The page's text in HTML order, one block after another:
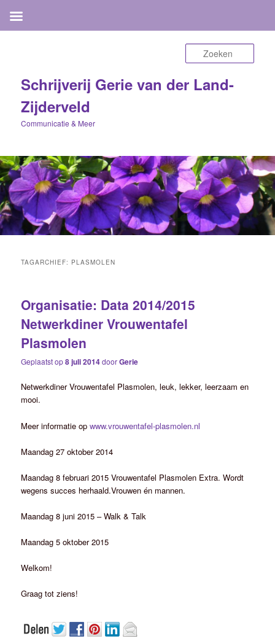
Schrijverij Gerie van der Land-
Zijderveld
Communicatie & Meer
TAGARCHIEF: PLASMOLEN
Organisatie: Data 2014/2015
Netwerkdiner Vrouwentafel
Plasmolen
Geplaatst op8 juli 2014doorGerie
Netwerkdiner Vrouwentafel Plasmolen, leuk, lekker, leerzaam en
mooi.
Meer informatie opwww.vrouwentafel-plasmolen.nl
Maandag 27 oktober 2014
Maandag 8 februari 2015 Vrouwentafel Plasmolen Extra. Wordt
wegens succes herhaald.Vrouwen én mannen.
Maandag 8 juni 2015 – Walk & Talk
Maandag 5 oktober 2015
Welkom!
Graag tot ziens!